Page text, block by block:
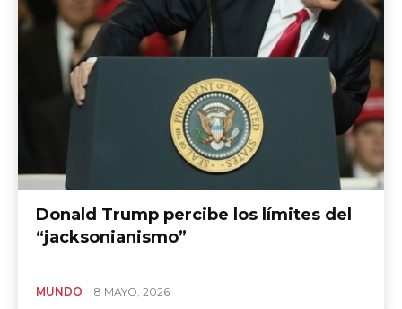
Donald Trump percibe los límites del
“jacksonianismo”
MUNDO 8 MAYO, 2026